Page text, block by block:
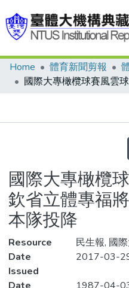
Communities & Collections
Statistics
Home 體育新聞剪報
國際大專橄欖
欽省立體專福
本隊投降
Resource
民生報, 國
Date
Issued
2017-03-